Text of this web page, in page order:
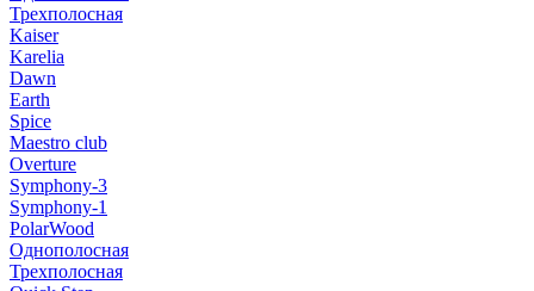
Трехполосная
Kaiser
Karelia
Dawn
Earth
Spice
Maestro club
Overture
Symphony-3
Symphony-1
PolarWood
Однополосная
Трехполосная